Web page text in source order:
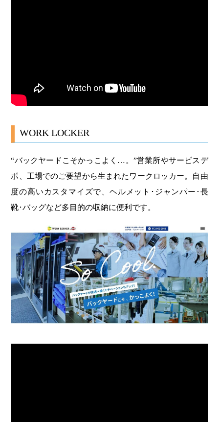
WORK LOCKER
“バックヤードこそかっこよく…。”営業所やサービスデ
ポ、工場でのご要望から生まれたワークロッカー。自由
度の高いカスタマイズで、ヘルメット･ジャンパー･長
靴･バッグなど多目的の収納に便利です。